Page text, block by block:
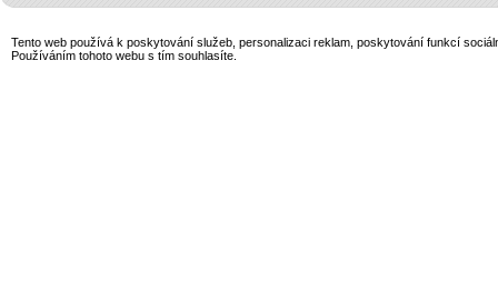
Tento web používá k poskytování služeb, personalizaci reklam, poskytování funkcí
Používáním tohoto webu s tím souhlasíte.